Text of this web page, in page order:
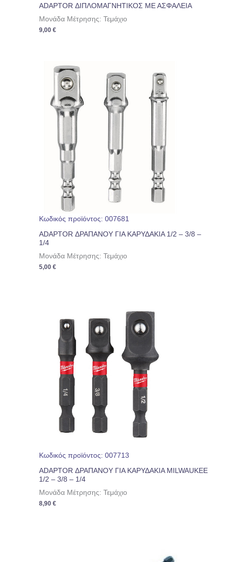
ADAPTOR ΔΙΠΛΟΜΑΓΝΗΤΙΚΟΣ ΜΕ ΑΣΦΑΛΕΙΑ
Μονάδα Μέτρησης: Τεμάχιο
9,00€
Κωδικός προϊόντος: 007681
ADAPTOR ΔΡΑΠΑΝΟΥ ΓΙΑ ΚΑΡΥΔΑΚΙΑ 1/2 – 3/8 –
1/4
Μονάδα Μέτρησης: Τεμάχιο
5,00€
Κωδικός προϊόντος: 007713
ADAPTOR ΔΡΑΠΑΝΟΥ ΓΙΑ ΚΑΡΥΔΑΚΙΑ MILWAUKEE
1/2 – 3/8 – 1/4
Μονάδα Μέτρησης: Τεμάχιο
8,90€